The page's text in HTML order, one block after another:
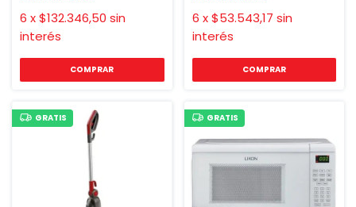
6 x$132.346,50 sin
interés
6 x$53.543,17 sin
interés
GRATIS GRATIS